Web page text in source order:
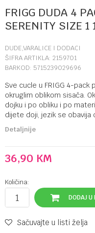
FRIGG DUDA 4
SERENITY SIZE 1
DUDE,VARALICE I DODACI
ŠIFRA ARTIKLA: 2159701
BARKOD: 5715239029696
Sve cucle u FRIGG 4-pack
okruglim oblikom sisača.
dojku i po obliku i po
dijete doji, jezik se obavija
Detaljnije
36,90 KM
Količina:
DODAJ U
Sačuvajte u listi želja